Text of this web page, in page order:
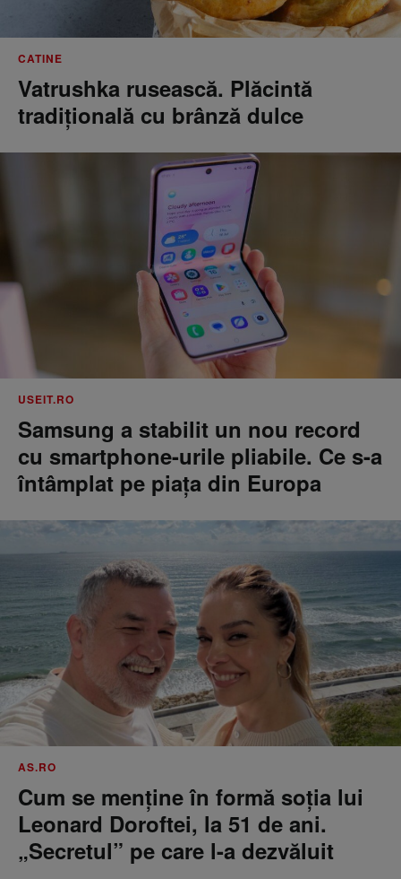
CATINE
Vatrushka rusească. Plăcintă
tradițională cu brânză dulce
USEIT.RO
Samsung a stabilit un nou record
cu smartphone-urile pliabile. Ce s-a
întâmplat pe piața din Europa
AS.RO
Cum se menţine în formă soţia lui
Leonard Doroftei, la 51 de ani.
„Secretul” pe care l-a dezvăluit